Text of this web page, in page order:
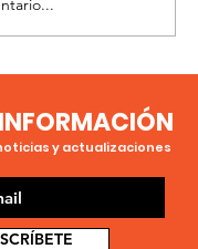
de la
y actualizaciones